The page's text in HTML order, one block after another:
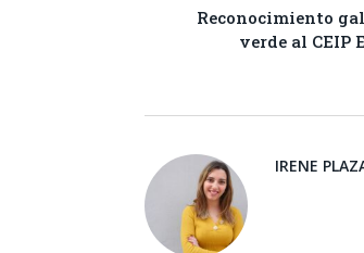
Reconocimiento
verde al CEIP
IRENE